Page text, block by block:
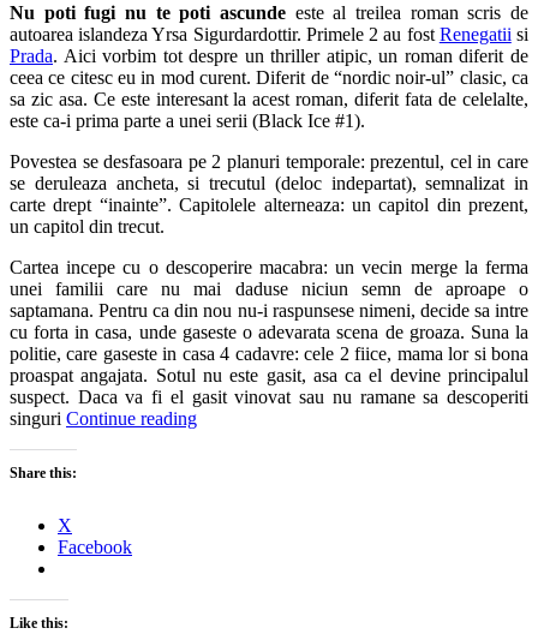
Nu poti fugi nu te poti ascunde este al treilea roman scris de
autoarea islandeza Yrsa Sigurdardottir. Primele 2 au fost Renegatii si
Prada. Aici vorbim tot despre un thriller atipic, un roman diferit de
ceea ce citesc eu in mod curent. Diferit de “nordic noir-ul” clasic, ca
sa zic asa. Ce este interesant la acest roman, diferit fata de celelalte,
este ca-i prima parte a unei serii (Black Ice #1).
Povestea se desfasoara pe 2 planuri temporale: prezentul, cel in care
se deruleaza ancheta, si trecutul (deloc indepartat), semnalizat in
carte drept “inainte”. Capitolele alterneaza: un capitol din prezent,
un capitol din trecut.
Cartea incepe cu o descoperire macabra: un vecin merge la ferma
unei familii care nu mai daduse niciun semn de aproape o
saptamana. Pentru ca din nou nu-i raspunsese nimeni, decide sa intre
cu forta in casa, unde gaseste o adevarata scena de groaza. Suna la
politie, care gaseste in casa 4 cadavre: cele 2 fiice, mama lor si bona
proaspat angajata. Sotul nu este gasit, asa ca el devine principalul
suspect. Daca va fi el gasit vinovat sau nu ramane sa descoperiti
singuri Continue reading
Share this:
X
Facebook
Like this: